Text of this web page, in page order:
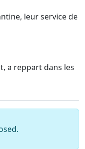
leur service de
a reppart dans les